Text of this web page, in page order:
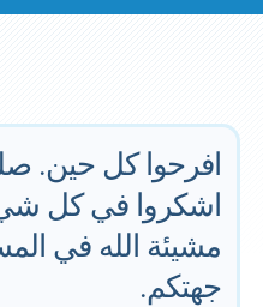
افرحوا كل حين.
اشكروا في كل
مشيئة الله في
جهتكم.